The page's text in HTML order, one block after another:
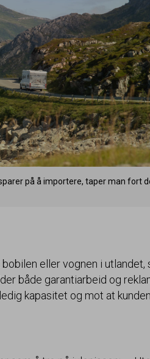
på å importere, taper man fort
eller vognen i utlandet,
både garantiarbeid og
kapasitet og mot at